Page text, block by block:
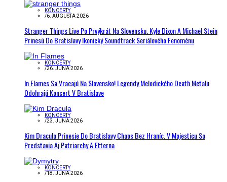
KONCERTY
/6. AUGUSTA 2026
Stranger Things Live Po Prvýkrát Na Slovensku. Kyle Dixon A Michael Stein
Prinesú Do Bratislavy Ikonický Soundtrack Seriálového Fenoménu
KONCERTY
/26. JÚNA 2026
In Flames Sa Vracajú Na Slovensko! Legendy Melodického Death Metalu
Odohrajú Koncert V Bratislave
KONCERTY
/23. JÚNA 2026
Kim Dracula Prinesie Do Bratislavy Chaos Bez Hraníc. V Majesticu Sa
Predstavia Aj Patriarchy A Etterna
KONCERTY
/18. JÚNA 2026